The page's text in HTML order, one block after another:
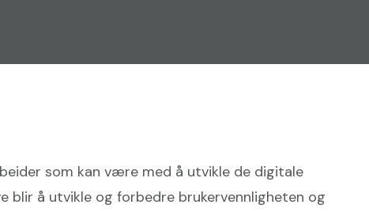
som kan være med å utvikle de digitale
blir å utvikle og forbedre brukervennligheten og